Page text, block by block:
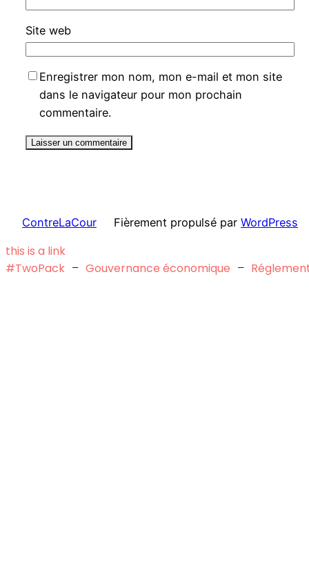
Site web
Enregistrer mon nom, mon e-mail et mon site
dans le navigateur pour mon prochain
commentaire.
ContreLaCour Fièrement propulsé par WordPress
this is a link
#TwoPack – Gouvernance économique –